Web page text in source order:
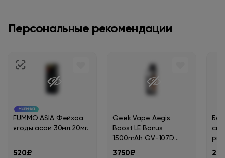
Персональные рекомендации
Новинка
FUMMO ASIA Фейхоа
ягоды асаи 30мл.20мг.
520₽
Geek Vape Aegis
Boost LE Bonus
1500mAh GV-107D
Серебряный
3750₽
см